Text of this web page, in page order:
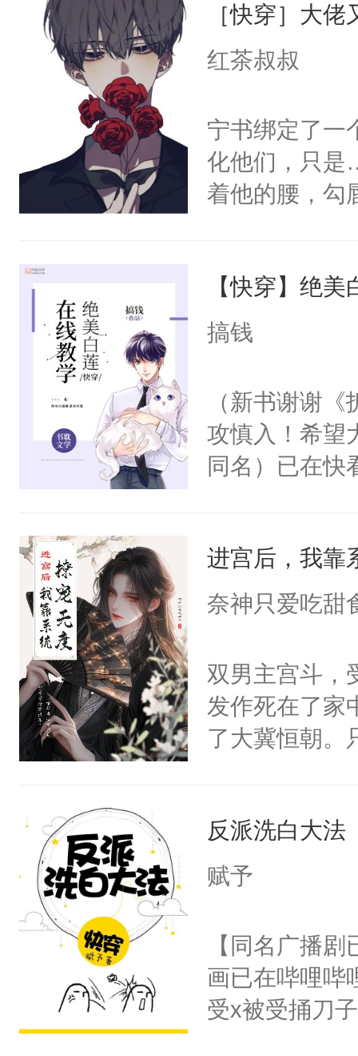
［快穿］大
红茶叔叔
宁书绑定了一
化他们，只是
着他的腰，勾
来，给老公
用力——为你
【快穿】绝
搞钱
（新书谢谢
攻慎入！希望
同名）已在快
成为所有白莲
I，他们决定
莲花可不止有
点脑袋，看着
常见问题一：
教科书版：“
母的微笑：“
留看着面前这
人，突然醒悟
卫天还没亮
腰：“陛下，
不好了！”“那
进宫后，我靠
奈神只爱吃甜
双男主宫斗，
发作死在了家
了大冀恒朝。
惜被人暗害，
绝。主神知晓
朝，一个从
为三种性别。
构与男子相同
了一颗红色的
反派洗白大法
赋予
【同名广播
画已在哔哩哔
受x被受捅刀